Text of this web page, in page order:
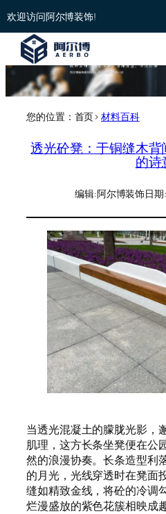
欢迎访问阿尔博装饰!
您的位置：首页>材料百科
透光砼凳：于铜缝木
的诗
编辑:阿尔博装饰日期:
当透光混凝土的朦胧光影，
肌理，这方长条坐凳便在公
然的浪漫协奏。长条造型利
的月光，光线穿透时在凳面
缝如精致金线，将砼的冷调
烂漫盛放的紫色花簇相映成趣